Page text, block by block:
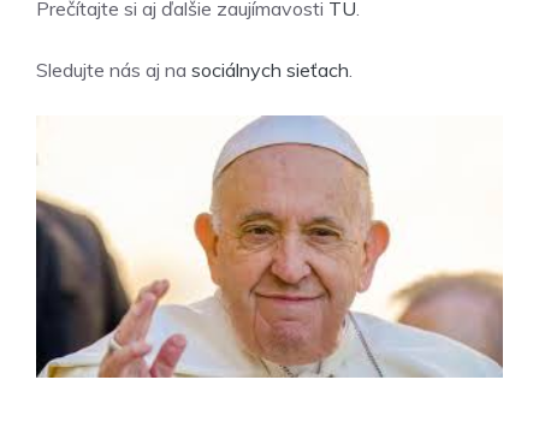
Prečítajte si aj ďalšie zaujímavosti TU.
Sledujte nás aj na sociálnych sieťach.